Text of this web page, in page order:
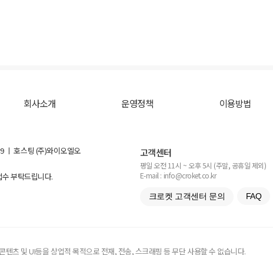
회사소개 운영정책 이용방법
ㅣ 호스팅 (주)와이오엘오
부탁드립니다.
고객센터
평일 오전 11시 ~ 오후 5시 (주말, 공휴일 제외)
E-mail : info@croket.co.kr
크로켓 고객센터 문의 FAQ
츠 및 UI등을 상업적 목적으로 전재, 전송, 스크래핑 등 무단 사용할 수 없습니다.